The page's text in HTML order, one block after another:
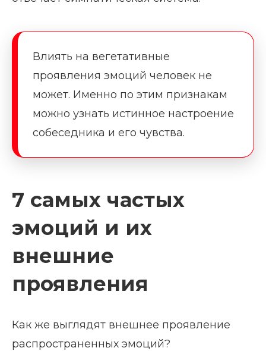
Влиять на вегетативные
проявления эмоций человек не
может. Именно по этим признакам
можно узнать истинное настроение
собеседника и его чувства.
7 самых частых
эмоций и их
внешние
проявления
Как же выглядят внешнее проявление
распространенных эмоций?